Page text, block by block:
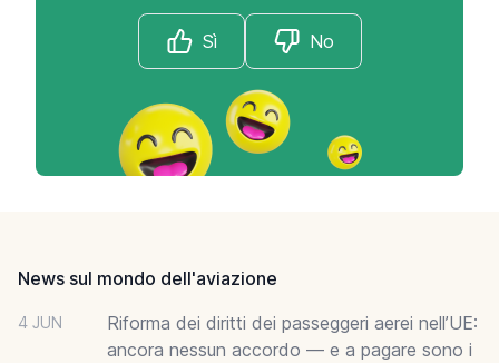
Sì No
News sul mondo dell'aviazione
4 JUN
Riforma dei diritti dei passeggeri aerei nell’UE:
ancora nessun accordo — e a pagare sono i